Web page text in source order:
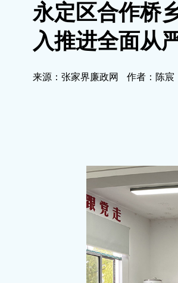
永定区合作桥
入推进全面从
来源：张家界廉政网 作者：陈宸